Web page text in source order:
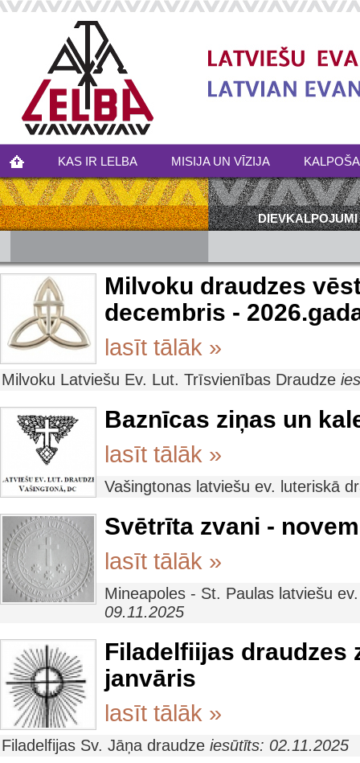
KAS IR LELBA MISIJA UN VĪZIJA
DIEVKALPOJUMI
Milvoku draudzes
decembris -
lasīt tālāk »
Milvoku Latviešu Ev. Lut. Trīsvienības Draudze
Baznīcas ziņas un
lasīt tālāk »
Vašingtonas latviešu ev. luteriskā
Svētrīta zvani -
lasīt tālāk »
Mineapoles - St. Paulas latviešu
09.11.2025
Filadelfiijas draudzes
janvāris
lasīt tālāk »
Filadelfijas Sv. Jāņa draudze iesūtīts: 02.11.2025